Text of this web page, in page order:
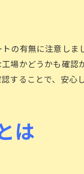
防ぐための注意点
断するポイント
店舗の強み
見分け方とは
きる修理先選び
の有無に注意し
場かどうかも確
することで、安心
は